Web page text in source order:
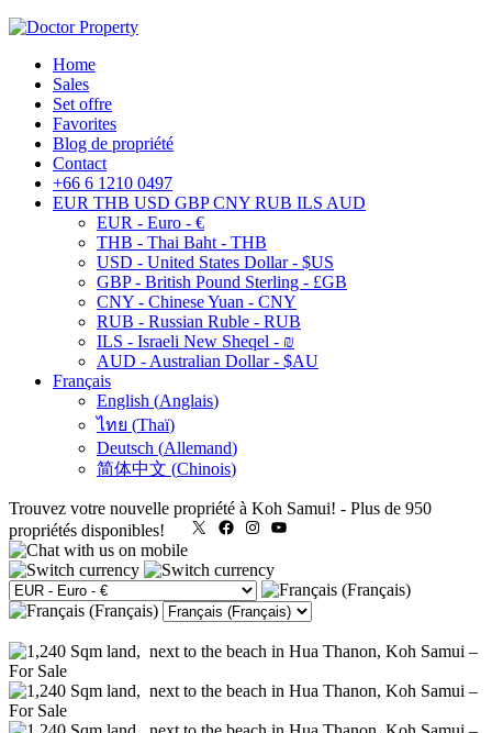
Home
Sales
Set offre
Favorites
Blog de propriété
Contact
+66 6 1210 0497
EUR THB USD GBP CNY RUB ILS AUD
EUR - Euro - €
THB - Thai Baht - THB
USD - United States Dollar - $US
GBP - British Pound Sterling - £GB
CNY - Chinese Yuan - CNY
RUB - Russian Ruble - RUB
ILS - Israeli New Sheqel - ₪
AUD - Australian Dollar - $AU
Français
English (Anglais)
ไทย (Thaï)
Deutsch (Allemand)
简体中文 (Chinois)
Trouvez votre nouvelle propriété à Koh Samui! - Plus de 950
propriétés disponibles!
X FacebookInstagram